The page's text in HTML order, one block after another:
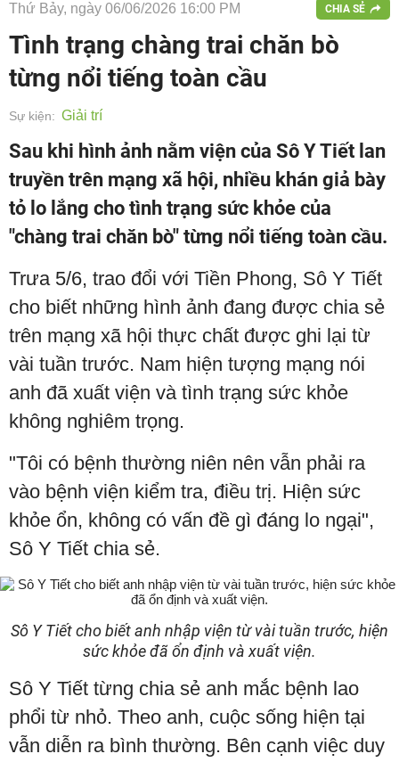
Thứ Bảy, ngày 06/06/2026 16:00 PM CHIA SẺ
Tình trạng chàng trai chăn bò
từng nổi tiếng toàn cầu
Sự kiện: Giải trí
Sau khi hình ảnh nằm viện của Sô Y Tiết lan
truyền trên mạng xã hội, nhiều khán giả bày
tỏ lo lắng cho tình trạng sức khỏe của
"chàng trai chăn bò" từng nổi tiếng toàn cầu.
Trưa 5/6, trao đổi với Tiền Phong, Sô Y Tiết
cho biết những hình ảnh đang được chia sẻ
trên mạng xã hội thực chất được ghi lại từ
vài tuần trước. Nam hiện tượng mạng nói
anh đã xuất viện và tình trạng sức khỏe
không nghiêm trọng.
"Tôi có bệnh thường niên nên vẫn phải ra
vào bệnh viện kiểm tra, điều trị. Hiện sức
khỏe ổn, không có vấn đề gì đáng lo ngại",
Sô Y Tiết chia sẻ.
Sô Y Tiết cho biết anh nhập viện từ vài tuần trước, hiện
sức khỏe đã ổn định và xuất viện.
Sô Y Tiết từng chia sẻ anh mắc bệnh lao
phổi từ nhỏ. Theo anh, cuộc sống hiện tại
vẫn diễn ra bình thường. Bên cạnh việc duy